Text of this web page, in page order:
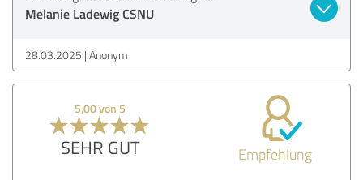
Melanie Ladewig CSNU
28.03.2025 Anonym
5,00 von 5
SEHR GUT Empfehlung